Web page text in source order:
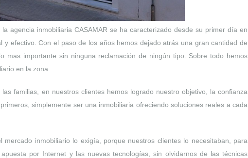
agencia inmobiliaria CASAMAR se ha caracterizado desde su primer día en
y efectivo. Con el paso de los años hemos dejado atrás una gran cantidad de
mas importante sin ninguna reclamación de ningún tipo. Sobre todo hemos
en la zona.
familias, en nuestros clientes hemos logrado nuestro objetivo, la confianza
simplemente ser una inmobiliaria ofreciendo soluciones reales a cada
inmobiliario lo exigía, porque nuestros clientes lo necesitaban, para
por Internet y las nuevas tecnologías, sin olvidarnos de las técnicas